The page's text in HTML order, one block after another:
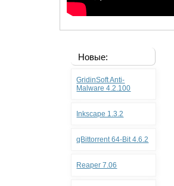
Новые:
GridinSoft Anti-
Malware 4.2.100
Inkscape 1.3.2
qBittorrent 64-Bit 4.6.2
Reaper 7.06